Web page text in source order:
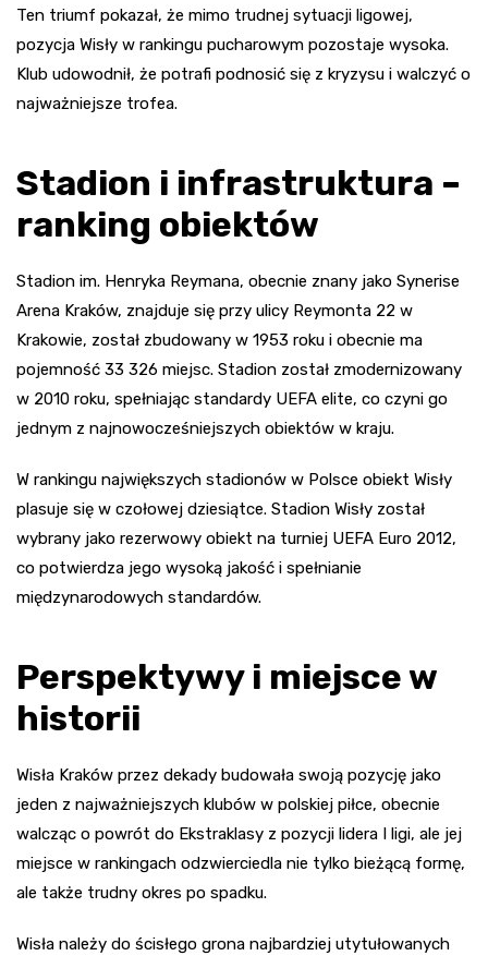
Ten triumf pokazał, że mimo trudnej sytuacji ligowej,
pozycja Wisły w rankingu pucharowym pozostaje wysoka.
Klub udowodnił, że potrafi podnosić się z kryzysu i walczyć o
najważniejsze trofea.
Stadion i infrastruktura –
ranking obiektów
Stadion im. Henryka Reymana, obecnie znany jako Synerise
Arena Kraków, znajduje się przy ulicy Reymonta 22 w
Krakowie, został zbudowany w 1953 roku i obecnie ma
pojemność 33 326 miejsc. Stadion został zmodernizowany
w 2010 roku, spełniając standardy UEFA elite, co czyni go
jednym z najnowocześniejszych obiektów w kraju.
W rankingu największych stadionów w Polsce obiekt Wisły
plasuje się w czołowej dziesiątce. Stadion Wisły został
wybrany jako rezerwowy obiekt na turniej UEFA Euro 2012,
co potwierdza jego wysoką jakość i spełnianie
międzynarodowych standardów.
Perspektywy i miejsce w
historii
Wisła Kraków przez dekady budowała swoją pozycję jako
jeden z najważniejszych klubów w polskiej piłce, obecnie
walcząc o powrót do Ekstraklasy z pozycji lidera I ligi, ale jej
miejsce w rankingach odzwierciedla nie tylko bieżącą formę,
ale także trudny okres po spadku.
Wisła należy do ścisłego grona najbardziej utytułowanych